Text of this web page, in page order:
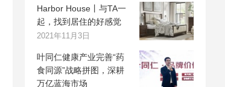
Harbor House丨与TA一
起，找到居住的好感觉
2021年11月3日
叶同仁健康产业完善“药
食同源”战略拼图，深耕
万亿蓝海市场